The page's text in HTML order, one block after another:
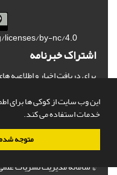
این وب سایت از کوکی ها برای
خدمات استفاده می کند.
متوجه
by-nc/4.0/
اشتراک خبرنامه
برای دریافت اخبار و
© سامانه مدیریت نشریات